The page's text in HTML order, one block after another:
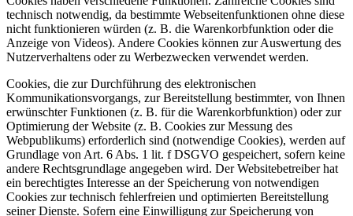
technisch notwendig, da bestimmte Webseitenfunktionen ohne diese
nicht funktionieren würden (z. B. die Warenkorbfunktion oder die
Anzeige von Videos). Andere Cookies können zur Auswertung des
Nutzerverhaltens oder zu Werbezwecken verwendet werden.
Cookies, die zur Durchführung des elektronischen
Kommunikationsvorgangs, zur Bereitstellung bestimmter, von Ihnen
erwünschter Funktionen (z. B. für die Warenkorbfunktion) oder zur
Optimierung der Website (z. B. Cookies zur Messung des
Webpublikums) erforderlich sind (notwendige Cookies), werden auf
Grundlage von Art. 6 Abs. 1 lit. f DSGVO gespeichert, sofern keine
andere Rechtsgrundlage angegeben wird. Der Websitebetreiber hat
ein berechtigtes Interesse an der Speicherung von notwendigen
Cookies zur technisch fehlerfreien und optimierten Bereitstellung
seiner Dienste. Sofern eine Einwilligung zur Speicherung von